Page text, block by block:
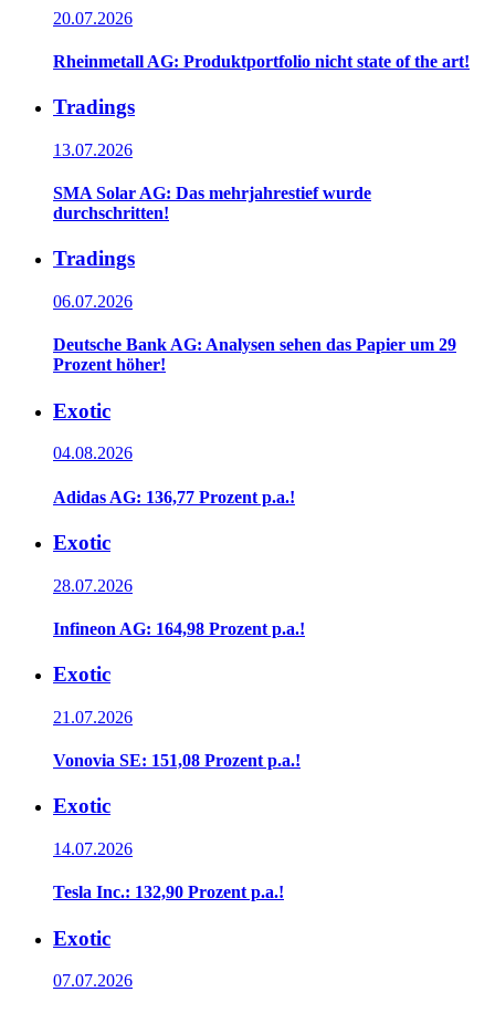
20.07.2026
Rheinmetall AG: Produktportfolio nicht state of the art!
Tradings
13.07.2026
SMA Solar AG: Das mehrjahrestief wurde
durchschritten!
Tradings
06.07.2026
Deutsche Bank AG: Analysen sehen das Papier um 29
Prozent höher!
Exotic
04.08.2026
Adidas AG: 136,77 Prozent p.a.!
Exotic
28.07.2026
Infineon AG: 164,98 Prozent p.a.!
Exotic
21.07.2026
Vonovia SE: 151,08 Prozent p.a.!
Exotic
14.07.2026
Tesla Inc.: 132,90 Prozent p.a.!
Exotic
07.07.2026